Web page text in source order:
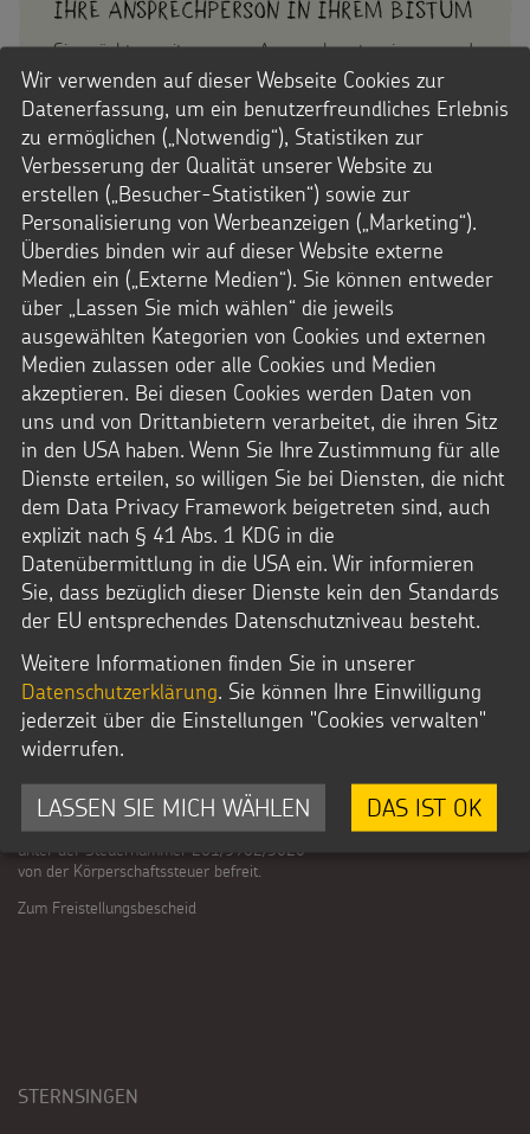
Ihre Ansprechperson in Ihrem Bistum
Sie möchten mit unseren Ansprechpartnerinnen und
Ansprechpartnern direkt für Ihre Diözese Kontakt
aufnehmen? Dann finden Siehier auf unserer
Kontaktseite die passenden Kontaktdaten
Fußbereich
NACH OBEN
Kindermissionswerk Die Sternsinger e.V.
Stephanstraße 35
52064 Aachen
Telefon: + 49 241.44 61-0
kontakt@sternsinger.de
Spendenkonto
Kindermissionswerk Die Sternsinger e.V.
IBAN: DE95 3706 0193 0000 0010 31
BIC: GENODED1PAX
Pax-Bank für Kirche und Caritas eG
Das Kindermissionswerk Die Sternsinger e.V.
ist laut letztem Bescheid des Finanzamts
Aachen-Stadt nach §5 Abs. 1 Nr. 9 KStg.
unter der Steuernummer 201/5902/3626
von der Körperschaftssteuer befreit.
Zum Freistellungsbescheid
STERNSINGEN
Wir verwenden auf dieser Webseite Cookies zur
Datenerfassung, um ein benutzerfreundliches Erlebnis
zu ermöglichen („Notwendig“), Statistiken zur
Verbesserung der Qualität unserer Website zu
erstellen („Besucher-Statistiken“) sowie zur
Personalisierung von Werbeanzeigen („Marketing“).
Überdies binden wir auf dieser Website externe
Medien ein („Externe Medien“). Sie können entweder
über „Lassen Sie mich wählen“ die jeweils
ausgewählten Kategorien von Cookies und externen
Medien zulassen oder alle Cookies und Medien
akzeptieren. Bei diesen Cookies werden Daten von
uns und von Drittanbietern verarbeitet, die ihren Sitz
in den USA haben. Wenn Sie Ihre Zustimmung für alle
Dienste erteilen, so willigen Sie bei Diensten, die nicht
dem Data Privacy Framework beigetreten sind, auch
explizit nach § 41 Abs. 1 KDG in die
Datenübermittlung in die USA ein. Wir informieren
Sie, dass bezüglich dieser Dienste kein den Standards
der EU entsprechendes Datenschutzniveau besteht.
Weitere Informationen finden Sie in unserer
Datenschutzerklärung. Sie können Ihre Einwilligung
jederzeit über die Einstellungen "Cookies verwalten"
widerrufen.
LASSEN SIE MICH WÄHLEN DAS IST OK